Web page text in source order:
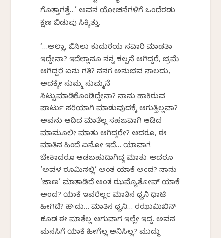
ಗೊತ್ತಾಗತ್ತೆ…’ ಅವನ ಯೋಚನೆಗಳಿಗೆ ಒಂದೆರಡು
ಕ್ಷಣ ಬಿಡುವು ಸಿಕ್ಕಿತ್ತು.
‘…ಅಲ್ಲಾ, ಬಿಸಿಲು ಕುದುರೆಯ ಸವಾರಿ ಮಾಡತಾ
ಇದ್ದೇನಾ? ಇದೆಲ್ಲಾನೂ ನನ್ನ ಕಲ್ಪನೆ ಆಗಿದ್ದರೆ, ಭ್ರಮೆ
ಆಗಿದ್ದರೆ ಏನು ಗತಿ? ನನಗೆ ಅನುಭವ ಸಾಲದು,
ಅದಕ್ಕೇ ಸುಮ್ಮ ಸುಮ್ಮನೆ
ಸಿಟ್ಟುಮಾಡಿಕೊಂಡಿದ್ದೇನಾ? ನಾನು ಹಾಕಿರುವ
ಪಾರ್ಟು ಸರಿಯಾಗಿ ಮಾಡುವುದಕ್ಕೆ ಆಗುತ್ತಿಲ್ಲವಾ?
ಅವನು ಆಡಿದ ಮಾತೆಲ್ಲ ಸಹಜವಾಗಿ ಆಡಿದ
ಮಾಮೂಲೀ ಮಾತು ಆಗಿದ್ದರೇ? ಆದರೂ, ಈ
ಮಾತಿನ ಹಿಂದೆ ಏನೋ ಇದೆ… ಯಾವಾಗ
ಬೇಕಾದರೂ ಆಡಬಹುದಾಗಿದ್ದ ಮಾತು. ಆದರೂ
‘ಅವಳ ರೂಮಿನಲ್ಲಿ’ ಅಂತ ಯಾಕೆ ಅಂದ? ನಾನು
‘ಜಾಣ’ ಮಾತಾಡಿದೆ ಅಂತ ಝಮ್ಯೊತೋವ್ ಯಾಕೆ
ಅಂದ? ಯಾಕೆ ಇವರೆಲ್ಲರ ಮಾತಿನ ಧ್ವನಿ ಧಾಟಿ
ಹೀಗಿದೆ? ಹೌದು… ಮಾತಿನ ಧ್ವನಿ… ರಝುಮಿಖಿನ್
ಕೂಡ ಈ ಮಾತೆಲ್ಲ ಆಗುವಾಗ ಇಲ್ಲೇ ಇದ್ದ. ಅವನ
ಮನಸಿಗೆ ಯಾಕೆ ಹೀಗೆಲ್ಲ ಅನಿಸಿಲ್ಲ? ಮುದ್ದು